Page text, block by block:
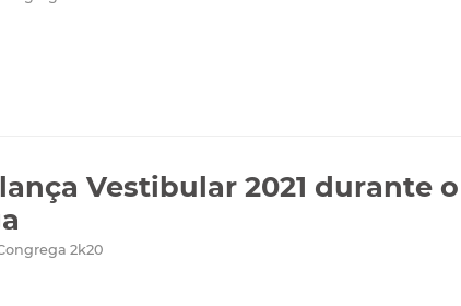
Vestibular 2021 durante o
2k20